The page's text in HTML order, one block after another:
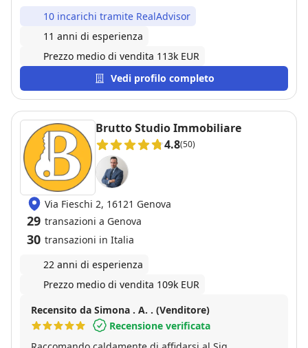
10 incarichi tramite RealAdvisor
11 anni di esperienza
Prezzo medio di vendita 113k EUR
Vedi profilo completo
Brutto Studio Immobiliare
4.8(50)
Via Fieschi 2, 16121 Genova
29 transazioni a Genova
30 transazioni in Italia
22 anni di esperienza
Prezzo medio di vendita 109k EUR
Recensito da Simona . A. . (Venditore)
Recensione verificata